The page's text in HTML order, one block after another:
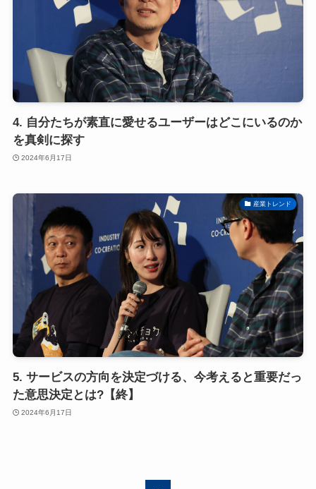
4. 自分たちが素直に愛せるユーザーはどこにいるのか
を真剣に探す
2024年6月17日
産業トレンド
5. サービスの方向を決定づける、今考えると重要だっ
た意思決定とは?【終】
2024年6月17日